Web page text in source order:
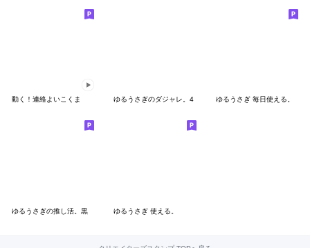
動く！連絡よいこくま ゆるうさぎのダジャレ。4 ゆるうさぎ 毎日使える。
ゆるうさぎの推し活。黒 ゆるうさぎ 使える。